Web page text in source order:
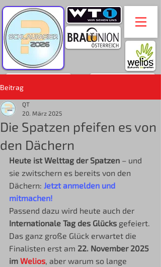
Beitrag
Die Spatzen pfeifen es von
den Dächern
QT
20. März 2025
Heute ist Welttag der Spatzen – und
sie zwitschern es bereits von den
Dächern: Jetzt anmelden und
mitmachen!
Passend dazu wird heute auch der
Internationale Tag des Glücks gefeiert.
Das ganz große Glück erwartet die
Finalisten erst am 22. November 2025
im Welios, aber warum so lange